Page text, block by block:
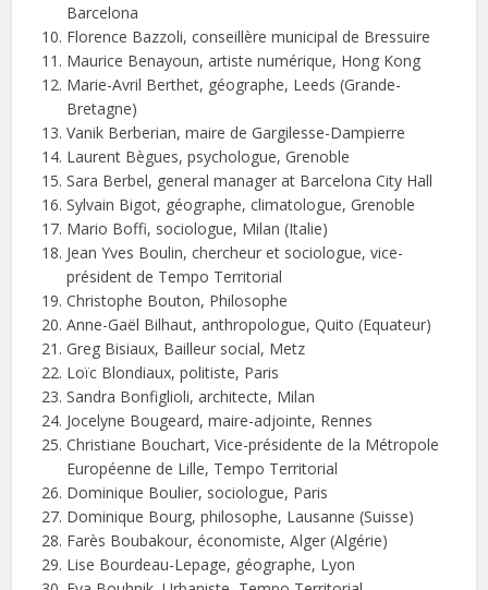
Barcelona
Florence Bazzoli, conseillère municipal de Bressuire
Maurice Benayoun, artiste numérique, Hong Kong
Marie-Avril Berthet, géographe, Leeds (Grande-
Bretagne)
Vanik Berberian, maire de Gargilesse-Dampierre
Laurent Bègues, psychologue, Grenoble
Sara Berbel, general manager at Barcelona City Hall
Sylvain Bigot, géographe, climatologue, Grenoble
Mario Boffi, sociologue, Milan (Italie)
Jean Yves Boulin, chercheur et sociologue, vice-
président de Tempo Territorial
Christophe Bouton, Philosophe
Anne-Gaël Bilhaut, anthropologue, Quito (Equateur)
Greg Bisiaux, Bailleur social, Metz
Loïc Blondiaux, politiste, Paris
Sandra Bonfiglioli, architecte, Milan
Jocelyne Bougeard, maire-adjointe, Rennes
Christiane Bouchart, Vice-présidente de la Métropole
Européenne de Lille, Tempo Territorial
Dominique Boulier, sociologue, Paris
Dominique Bourg, philosophe, Lausanne (Suisse)
Farès Boubakour, économiste, Alger (Algérie)
Lise Bourdeau-Lepage, géographe, Lyon